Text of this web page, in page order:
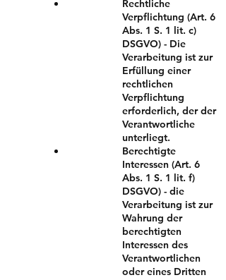
Rechtliche
Verpflichtung (Art. 6
Abs. 1 S. 1 lit. c)
DSGVO) - Die
Verarbeitung ist zur
Erfüllung einer
rechtlichen
Verpflichtung
erforderlich, der der
Verantwortliche
unterliegt.
Berechtigte
Interessen (Art. 6
Abs. 1 S. 1 lit. f)
DSGVO) - die
Verarbeitung ist zur
Wahrung der
berechtigten
Interessen des
Verantwortlichen
oder eines Dritten